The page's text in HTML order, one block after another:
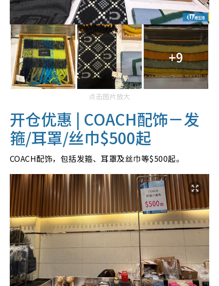
+9
点击图片放大
开仓优惠 | COACH配饰－发
箍/耳罩/丝巾$500起
COACH配饰，包括发箍、耳罩及丝巾等$500起。